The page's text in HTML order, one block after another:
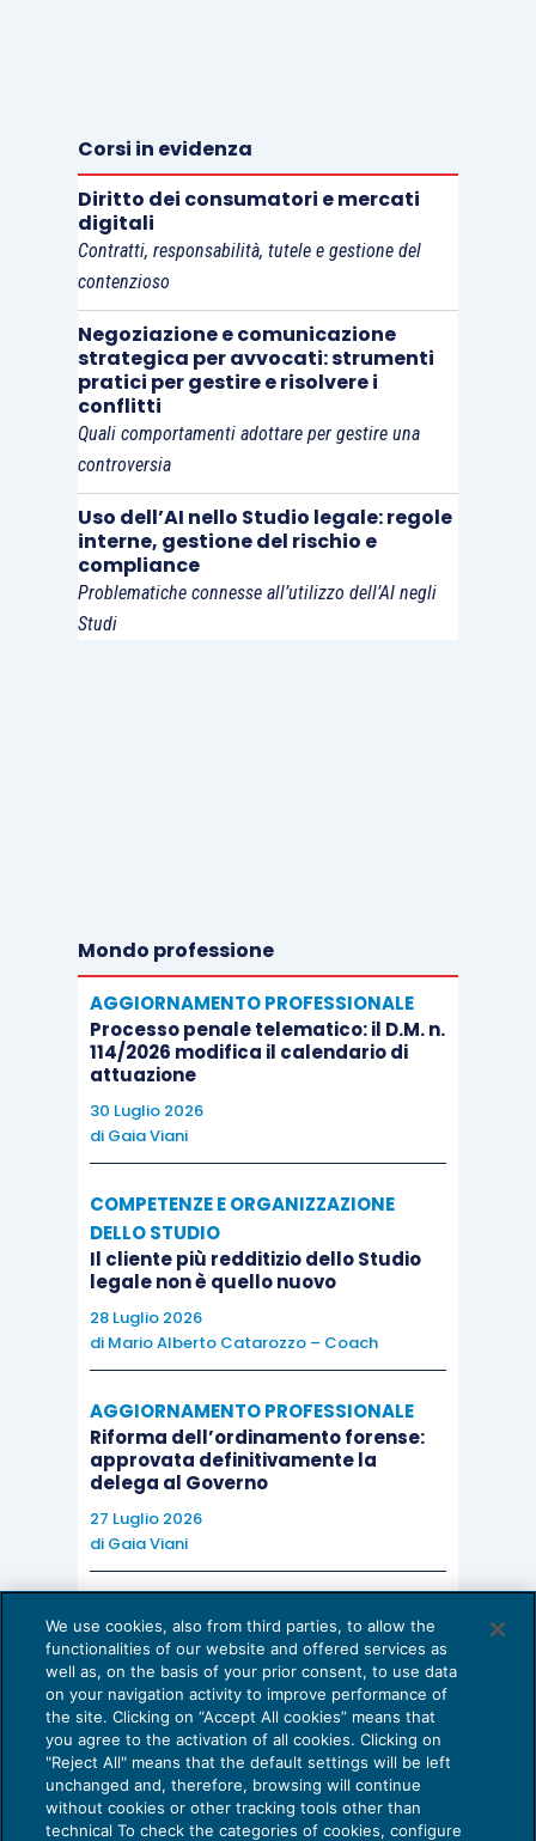
Corsi in evidenza
Diritto dei consumatori e mercati
digitali
Contratti, responsabilità, tutele e gestione del
contenzioso
Negoziazione e comunicazione
strategica per avvocati: strumenti
pratici per gestire e risolvere i
conflitti
Quali comportamenti adottare per gestire una
controversia
Uso dell’AI nello Studio legale: regole
interne, gestione del rischio e
compliance
Problematiche connesse all’utilizzo dell’AI negli
Studi
Mondo professione
AGGIORNAMENTO PROFESSIONALE
Processo penale telematico: il D.M. n.
114/2026 modifica il calendario di
attuazione
30 Luglio 2026
di Gaia Viani
COMPETENZE E ORGANIZZAZIONE
DELLO STUDIO
Il cliente più redditizio dello Studio
legale non è quello nuovo
28 Luglio 2026
di Mario Alberto Catarozzo – Coach
AGGIORNAMENTO PROFESSIONALE
Riforma dell’ordinamento forense:
approvata definitivamente la
delega al Governo
27 Luglio 2026
di Gaia Viani
Come evitare le allucinazioni dell’AI:
guida per l’avvocato
24 Luglio 2026
di Sofia Savoia
We use cookies, also from third parties, to allow the
functionalities of our website and offered services as
well as, on the basis of your prior consent, to use data
on your navigation activity to improve performance of
the site. Clicking on “Accept All cookies” means that
you agree to the activation of all cookies. Clicking on
"Reject All" means that the default settings will be left
unchanged and, therefore, browsing will continue
without cookies or other tracking tools other than
technical To check the categories of cookies, configure